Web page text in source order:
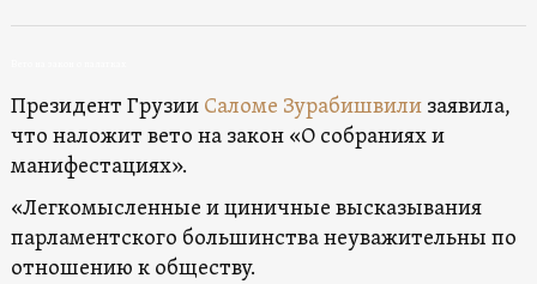
Президент Грузии Саломе Зурабишвилизаявила,
что наложит вето на закон «О собраниях и
манифестациях».
«Легкомысленные и циничные высказывания
парламентского большинства неуважительны по
отношению к обществу.